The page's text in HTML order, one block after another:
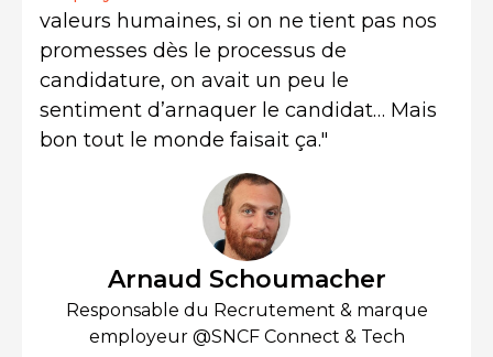
valeurs humaines, si on ne tient pas nos
promesses dès le processus de
candidature, on avait un peu le
sentiment d’arnaquer le candidat… Mais
bon tout le monde faisait ça."
Arnaud Schoumacher
Responsable du Recrutement & marque
employeur @SNCF Connect & Tech